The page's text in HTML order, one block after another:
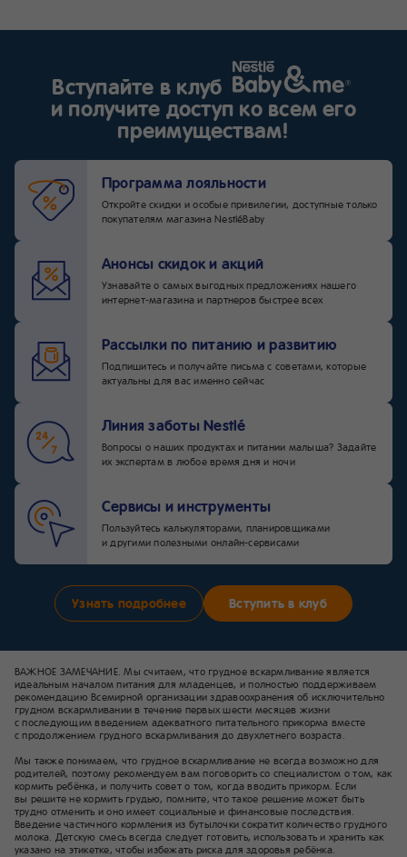
ребенку, в каком
и с чем его сочетать?
Вступайте в клуб
и получите доступ ко всем его
преимуществам!
Программа лояльности
Откройте скидки и особые привилегии, доступные только
покупателям магазина NestléBaby
Анонсы скидок и акций
Узнавайте о самых выгодных предложениях нашего
интернет-магазина и партнеров быстрее всех
Рассылки по питанию и развитию
Подпишитесь и получайте письма с советами, которые
актуальны для вас именно сейчас
Линия заботы Nestlé
Вопросы о наших продуктах и питании малыша? Задайте
их экспертам в любое время дня и ночи
Сервисы и инструменты
Пользуйтесь калькуляторами, планировщиками
и другими полезными онлайн-сервисами
Узнать подробнее Вступить в клуб
ВАЖНОЕ ЗАМЕЧАНИЕ. Мы считаем, что грудное вскармливание является
идеальным началом питания для младенцев, и полностью поддерживаем
рекомендацию Всемирной организации здравоохранения об исключительно
грудном вскармливании в течение первых шести месяцев жизни
с последующим введением адекватного питательного прикорма вместе
с продолжением грудного вскармливания до двухлетнего возраста.
Мы также понимаем, что грудное вскармливание не всегда возможно для
родителей, поэтому рекомендуем вам поговорить со специалистом о том, как
кормить ребёнка, и получить совет о том, когда вводить прикорм. Если
вы решите не кормить грудью, помните, что такое решение может быть
трудно отменить и оно имеет социальные и финансовые последствия.
Введение частичного кормления из бутылочки сократит количество грудного
молока. Детскую смесь всегда следует готовить, использовать и хранить как
указано на этикетке, чтобы избежать риска для здоровья ребёнка.